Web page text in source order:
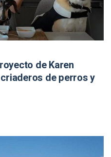
de Karen
de perros y